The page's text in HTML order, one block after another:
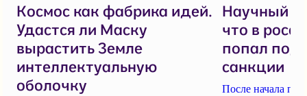
Космос как фабрика идей.
Удастся ли Маску
вырастить Земле
интеллектуальную
оболочку
Научный
что в
попал под
санкции
После начала